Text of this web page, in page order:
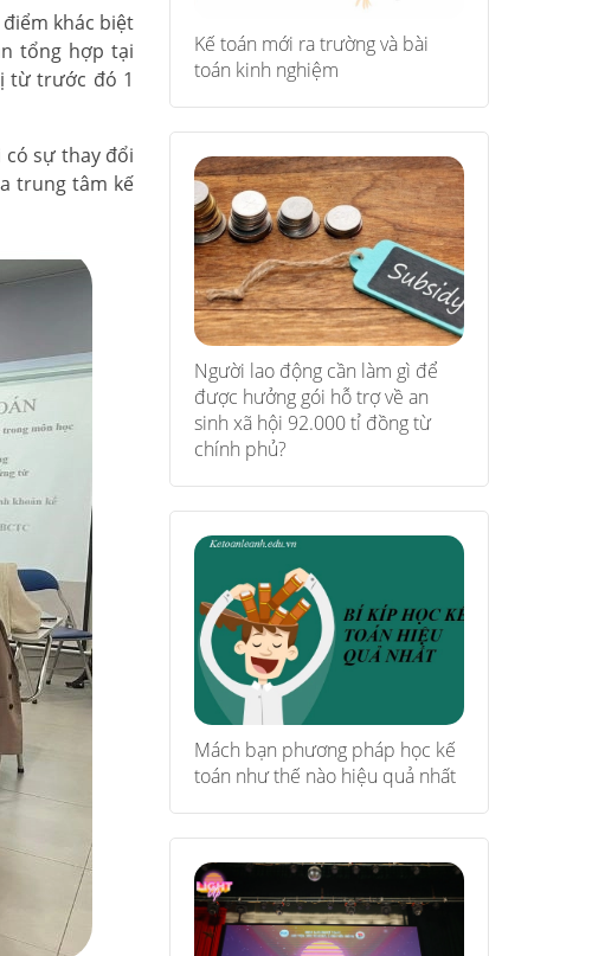
khác biệt
tổng hợp tại
từ trước đó 1
có sự thay đổi
trung tâm kế
Kế toán mới ra trường và bài
toán kinh nghiệm
Người lao động cần làm gì để
được hưởng gói hỗ trợ về an
sinh xã hội 92.000 tỉ đồng từ
chính phủ?
Mách bạn phương pháp học kế
toán như thế nào hiệu quả nhất